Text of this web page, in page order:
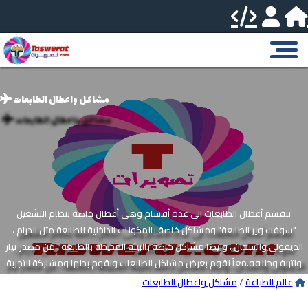
مشاكل واعطال الطابعات
تنقسم أعطال الطابعات الى عدة أقسام وهى أعطال خاصة بنظام التشغيل
"سوفت وير الطابعة" ومشاكل خاصة بالمكونات الداخلية للطابعة مثل الدرام ،
الديفولى والسخان ، وايضا مشاكل خاصة بالبيئة المحيطة بالطابعة ، من مصدر تيار
واتربة وخلافه.معاً نقوم بعرض مشاكل الطابعات ونقوم بحلها ومشاركة التجربة
ليعم النفع على الجميعALL PRINTERS AND COPIERS FAULT ERROR CODES
عالم الطباعة/مشاكل واعطال الطابعات